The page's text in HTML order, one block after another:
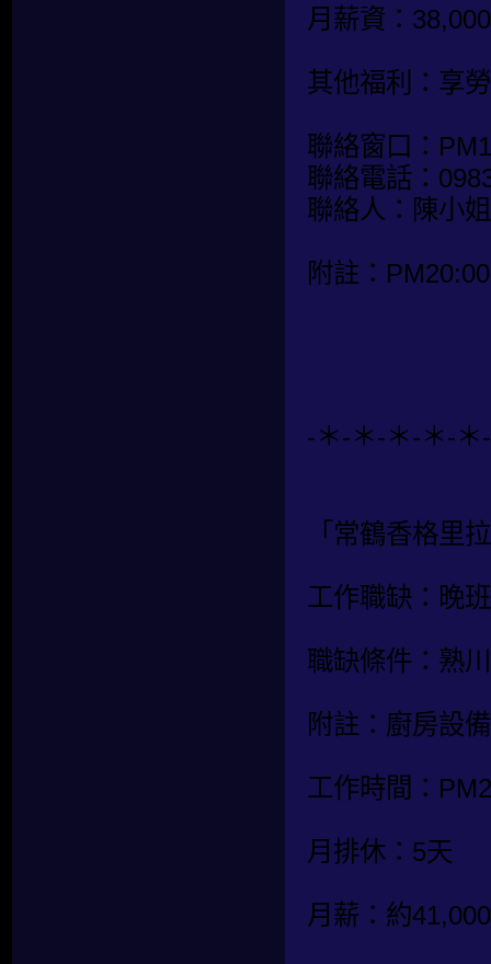
月薪資：
其他福利：享
聯絡窗口：
聯絡電話：
聯絡人：陳小姐
附註：
-＊-＊-＊-＊-
「常鶴香格里
工作職缺：晚
職缺條件：熟
附註：廚房設
工作時間：
月排休：5天
月薪：約